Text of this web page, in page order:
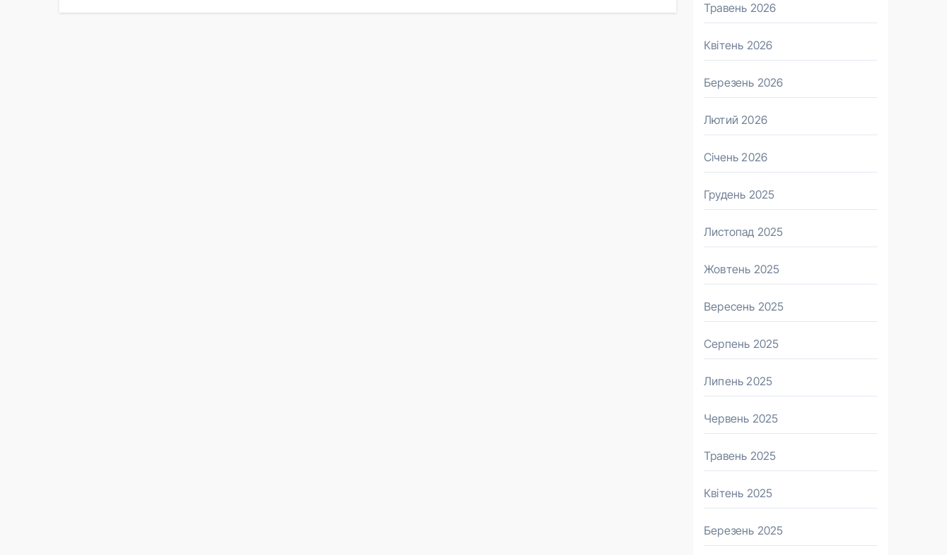
Травень 2026
Квітень 2026
Березень 2026
Лютий 2026
Січень 2026
Грудень 2025
Листопад 2025
Жовтень 2025
Вересень 2025
Серпень 2025
Липень 2025
Червень 2025
Травень 2025
Квітень 2025
Березень 2025